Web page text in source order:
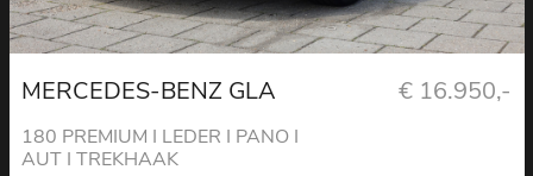
MERCEDES-BENZ GLA
180 PREMIUM I LEDER I PANO I
AUT I TREKHAAK
€ 16.950,-